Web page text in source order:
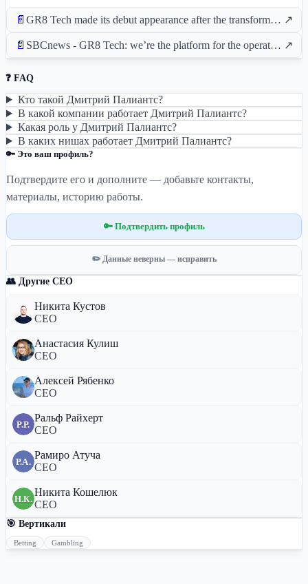
📄 GR8 Tech made its debut appearance after the transformation at the world-renowned ICE London ↗
📄 SBCnews - GR8 Tech: we’re the platform for the operators of tomorrow ↗
❓ FAQ
Кто такой Дмитрий Палиантс?
В какой компании работает Дмитрий Палиантс?
Какая роль у Дмитрий Палиантс?
В каких нишах работает Дмитрий Палиантс?
🔑 Это ваш профиль?
Подтвердите его и дополните — добавьте контакты,
материалы, историю работы.
🔑 Подтвердить профиль
✏️ Данные неверны — исправить
👥 Другие CEO
Никита Кустов
CEO
Анастасия Кулиш
CEO
Алексей Рябенко
CEO
Р.Р.
Ральф Райхерт
CEO
Р.А.
Рамиро Атуча
CEO
Н.К.
Никита Кошелюк
CEO
🎯 Вертикали
Betting Gambling